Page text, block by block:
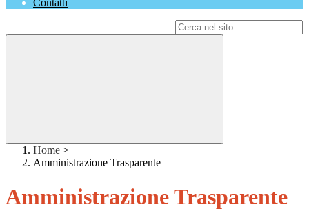
Contatti
Home >
Amministrazione Trasparente
Amministrazione Trasparente